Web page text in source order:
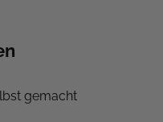
gemacht